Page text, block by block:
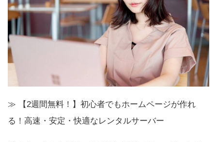
≫ 【2週間無料！】初心者でもホームページが作れ
る！高速・安定・快適なレンタルサーバー